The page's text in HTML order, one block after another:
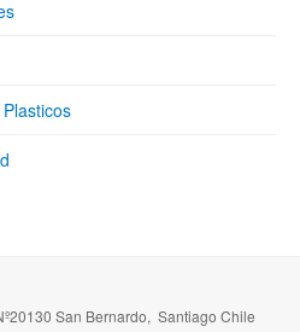
San Bernardo, Santiago Chile